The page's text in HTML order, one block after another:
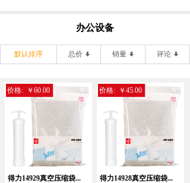
办公设备
默认排序 总价 销量 评论
得力14929真空压缩袋...
价格: ￥60.00
得力14928真空压缩袋...
价格: ￥45.00